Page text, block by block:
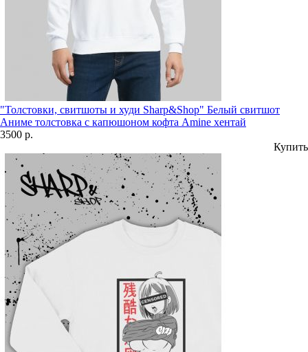
"Толстовки, свитшоты и худи Sharp&Shop" Белый свитшот
Аниме толстовка с капюшоном кофта Amine хентай
3500 р.
Купить